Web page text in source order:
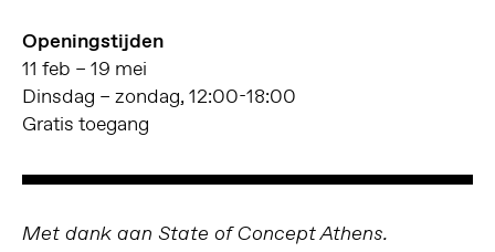
Openingstijden
11 feb – 19 mei
Dinsdag – zondag, 12:00-18:00
Gratis toegang
Met dank aan State of Concept Athens.